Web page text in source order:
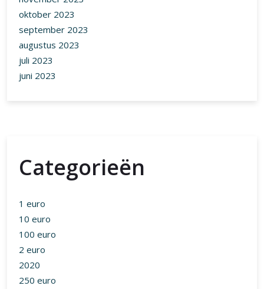
oktober 2023
september 2023
augustus 2023
juli 2023
juni 2023
Categorieën
1 euro
10 euro
100 euro
2 euro
2020
250 euro